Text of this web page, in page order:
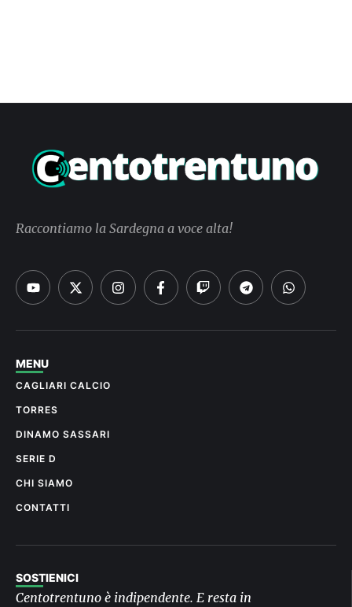
Raccontiamo la Sardegna a voce alta!
MENU
CAGLIARI CALCIO
TORRES
DINAMO SASSARI
SERIE D
CHI SIAMO
CONTATTI
SOSTIENICI
Centotrentuno è indipendente. E resta in